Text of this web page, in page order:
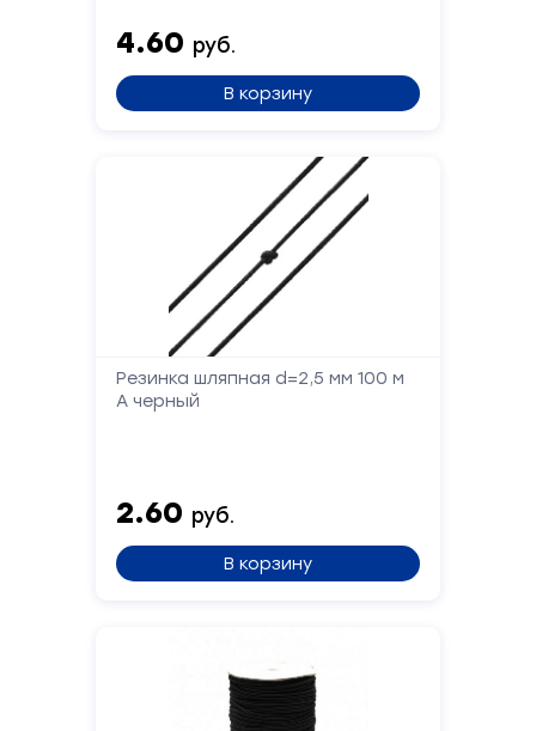
4.60 руб.
В корзину
Резинка шляпная d=2,5 мм 100 м
А черный
2.60 руб.
В корзинуобратной
Заполните
форму,